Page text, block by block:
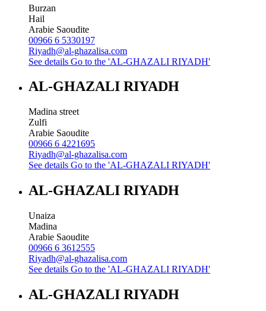
Burzan
Hail
Arabie Saoudite
00966 6 5330197
Riyadh@al-ghazalisa.com
See details Go to the 'AL-GHAZALI RIYADH'
AL-GHAZALI RIYADH
Madina street
Zulfi
Arabie Saoudite
00966 6 4221695
Riyadh@al-ghazalisa.com
See details Go to the 'AL-GHAZALI RIYADH'
AL-GHAZALI RIYADH
Unaiza
Madina
Arabie Saoudite
00966 6 3612555
Riyadh@al-ghazalisa.com
See details Go to the 'AL-GHAZALI RIYADH'
AL-GHAZALI RIYADH